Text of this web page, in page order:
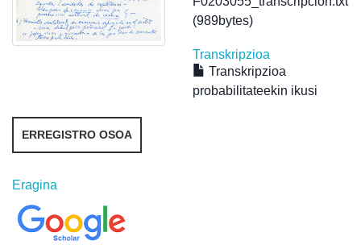
(989bytes)
Transkripzioa
Transkripzioa
probabilitateekin ikusi
ERREGISTRO OSOA
Eragina